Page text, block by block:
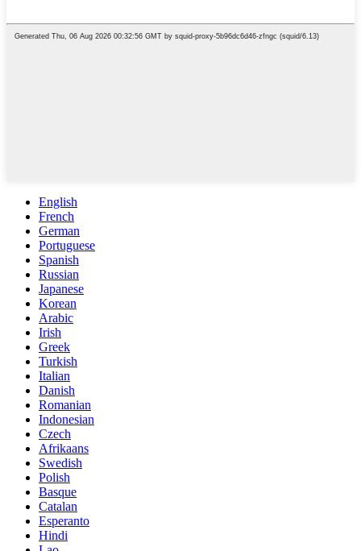
English
French
German
Portuguese
Spanish
Russian
Japanese
Korean
Arabic
Irish
Greek
Turkish
Italian
Danish
Romanian
Indonesian
Czech
Afrikaans
Swedish
Polish
Basque
Catalan
Esperanto
Hindi